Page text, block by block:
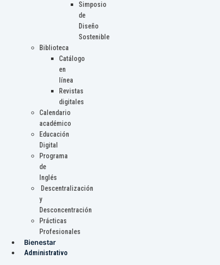
Simposio
de
Diseño
Sostenible
Biblioteca
Catálogo
en
línea
Revistas
digitales
Calendario
académico
Educación
Digital
Programa
de
Inglés
Descentralización
y
Desconcentración
Prácticas
Profesionales
Bienestar
Administrativo